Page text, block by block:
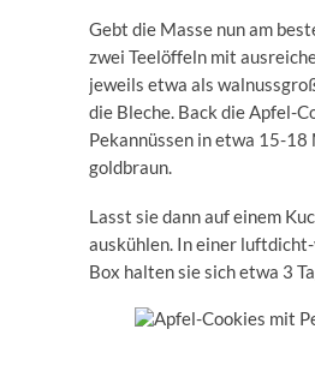
Gebt die Masse nun am
zwei Teelöffeln mit
jeweils etwa als
die Bleche. Back die Apfel-
Pekannüssen in etwa 15-
goldbraun.
Lasst sie dann auf einem
auskühlen. In einer
Box halten sie sich etwa 3